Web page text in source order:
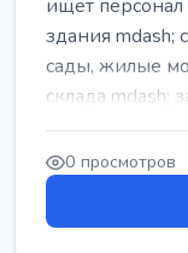
ищет
здания mdash;
сады, жилые
склада mdash;
0 просмотров